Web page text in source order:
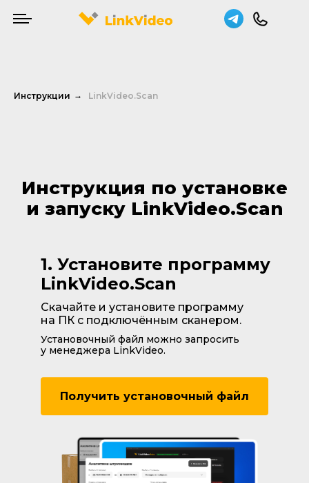
Инструкции → LinkVideo.Scan
Инструкция по установке
и запуску LinkVideo.Scan
1. Установите программу
LinkVideo.Scan
Установочный файл можно запросить
у менеджера LinkVideo.
Скачайте и установите программу
на ПК с подключённым сканером.
Получить установочный файл